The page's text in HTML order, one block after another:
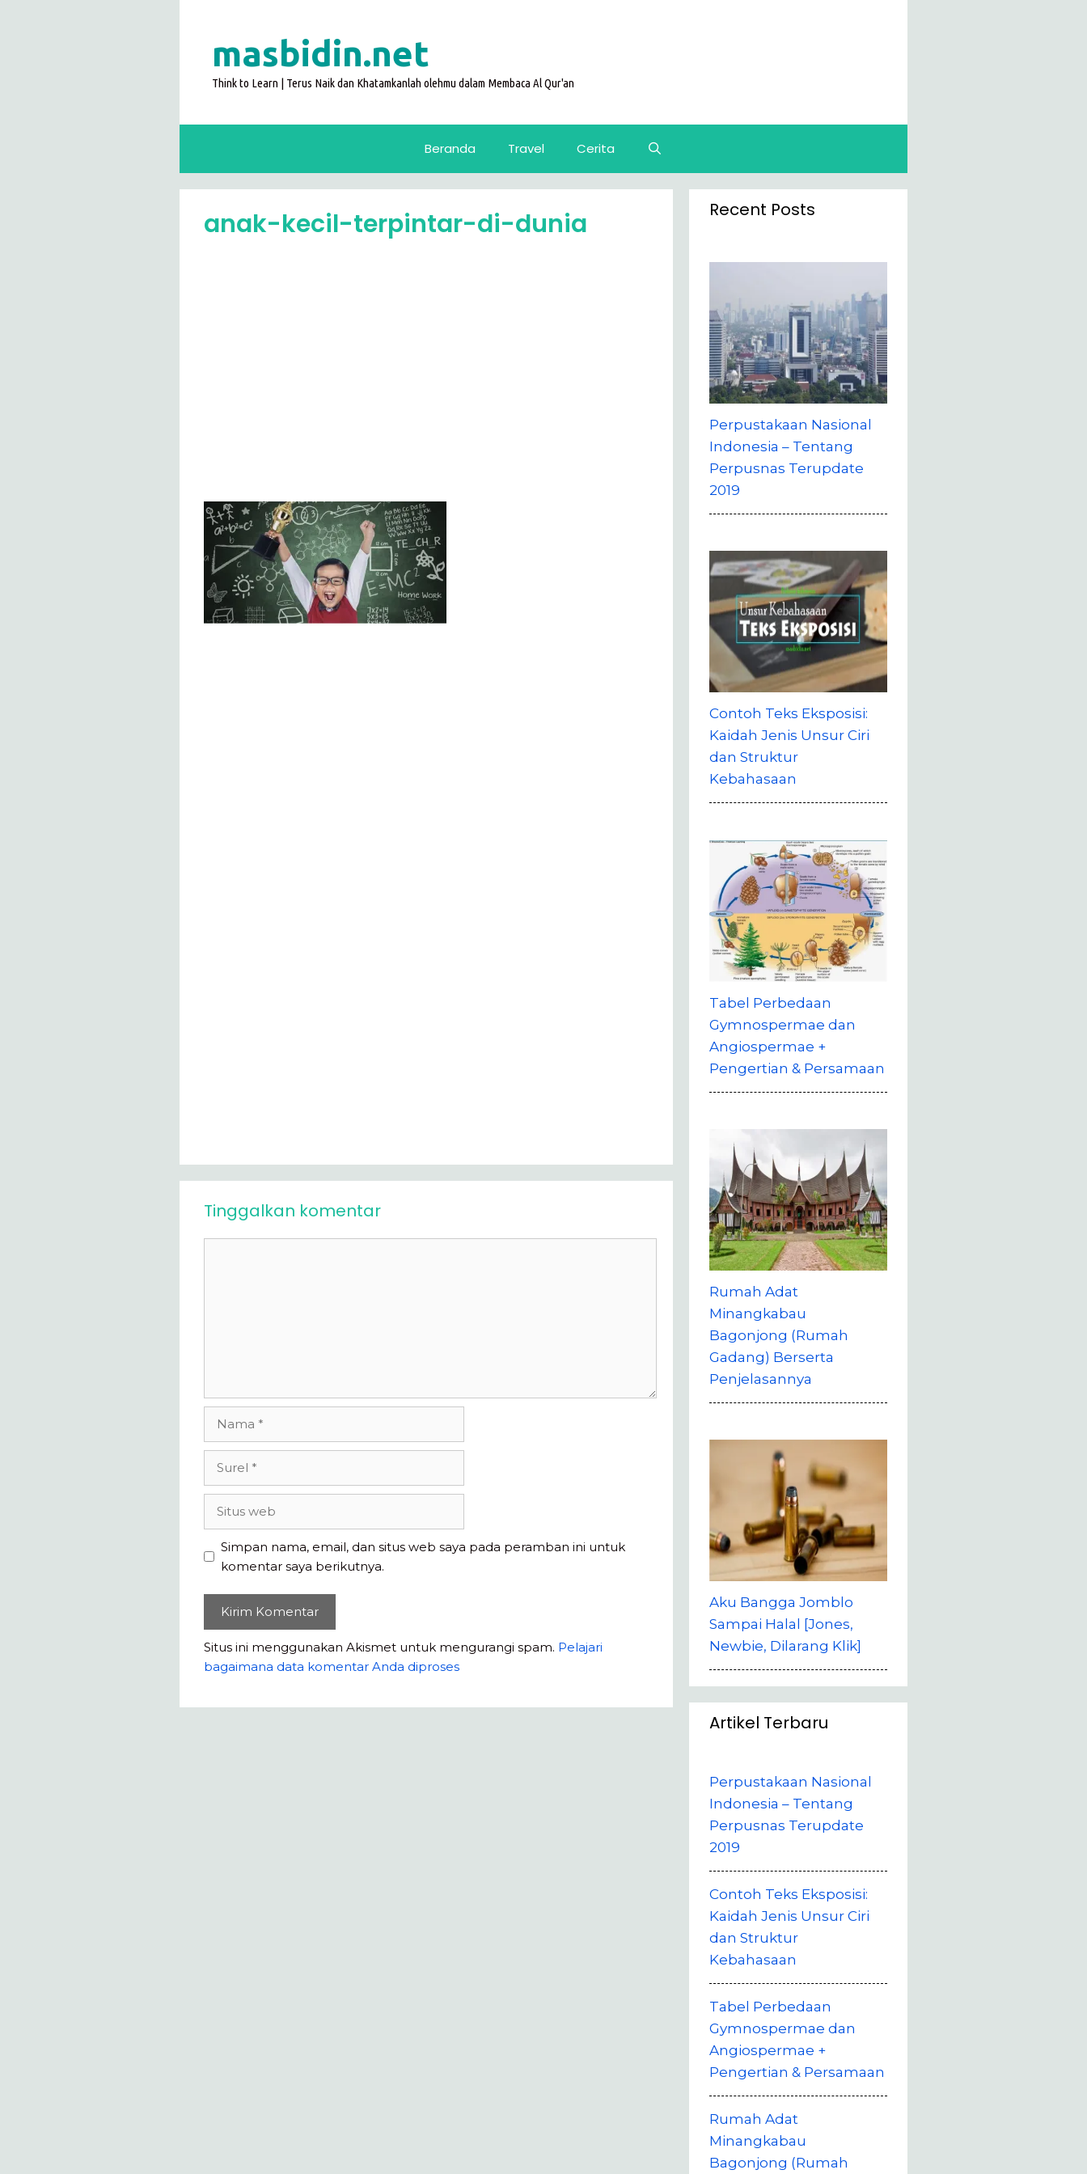
masbidin.net
Think to Learn | Terus Naik dan Khatamkanlah olehmu dalam Membaca Al Qur'an
Beranda Travel Cerita
anak-kecil-terpintar-di-dunia
Tinggalkan komentar
Simpan nama, email, dan situs web saya pada peramban ini untuk
komentar saya berikutnya.
Situs ini menggunakan Akismet untuk mengurangi spam. Pelajari
bagaimana data komentar Anda diproses
Recent Posts
Perpustakaan Nasional
Indonesia – Tentang
Perpusnas Terupdate
2019
Contoh Teks Eksposisi:
Kaidah Jenis Unsur Ciri
dan Struktur
Kebahasaan
Tabel Perbedaan
Gymnospermae dan
Angiospermae +
Pengertian & Persamaan
Rumah Adat
Minangkabau
Bagonjong (Rumah
Gadang) Berserta
Penjelasannya
Aku Bangga Jomblo
Sampai Halal [Jones,
Newbie, Dilarang Klik]
Artikel Terbaru
Perpustakaan Nasional
Indonesia – Tentang
Perpusnas Terupdate
2019
Contoh Teks Eksposisi:
Kaidah Jenis Unsur Ciri
dan Struktur
Kebahasaan
Tabel Perbedaan
Gymnospermae dan
Angiospermae +
Pengertian & Persamaan
Rumah Adat
Minangkabau
Bagonjong (Rumah